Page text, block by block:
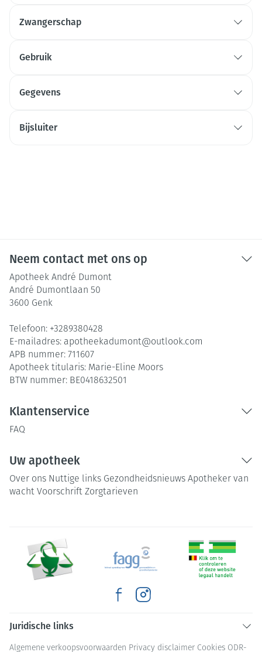
Zwangerschap
Gebruik
Gegevens
Bijsluiter
Neem contact met ons op
Apotheek André Dumont
André Dumontlaan 50
3600 Genk
Telefoon: +3289380428
E-mailadres: apotheekadumont@outlook.com
APB nummer: 711607
Apotheek titularis: Marie-Eline Moors
BTW nummer: BE0418632501
Klantenservice
FAQ
Uw apotheek
Over ons Nuttige links Gezondheidsnieuws Apotheker van
wacht Voorschrift Zorgtarieven
Juridische links
Algemene verkoopsvoorwaarden Privacy disclaimer Cookies ODR-